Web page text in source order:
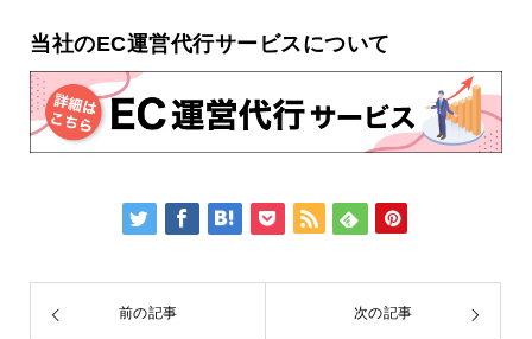
当社のEC運営代行サービスについて
前の記事 次の記事